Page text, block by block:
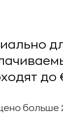
до
больше